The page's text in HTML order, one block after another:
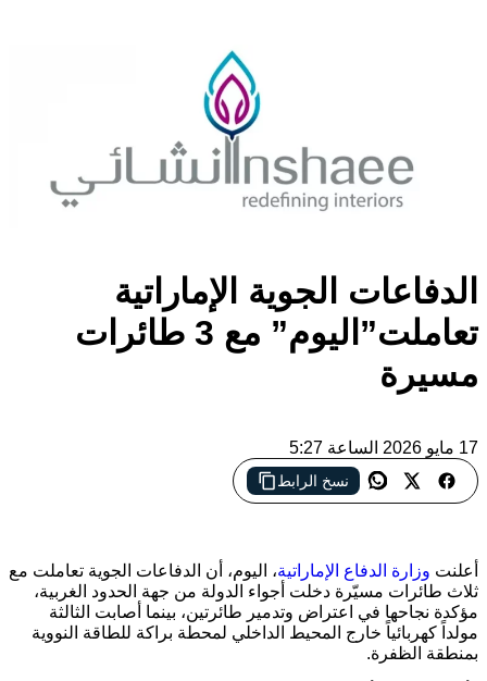
الدفاعات الجوية الإماراتية
تعاملت”اليوم” مع 3 طائرات
مسيرة
17 مايو 2026 الساعة 5:27
نسخ الرابط
الإمارات تعلن التصدي لمسيرات قرب محطة براكة النووية في
أعلنت وزارة الدفاع الإماراتية، اليوم، أن الدفاعات الجوية تعاملت مع
ثلاث طائرات مسيّرة دخلت أجواء الدولة من جهة الحدود الغربية،
مؤكدة نجاحها في اعتراض وتدمير طائرتين، بينما أصابت الثالثة
مولداً كهربائياً خارج المحيط الداخلي لمحطة براكة للطاقة النووية
بمنطقة الظفرة.